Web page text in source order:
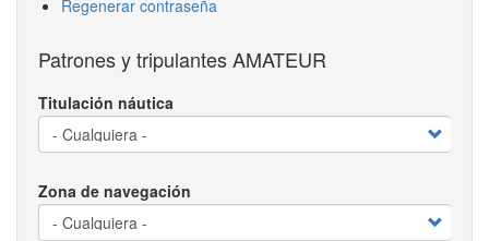
Regenerar contraseña
Patrones y tripulantes AMATEUR
Titulación náutica
Zona de navegación